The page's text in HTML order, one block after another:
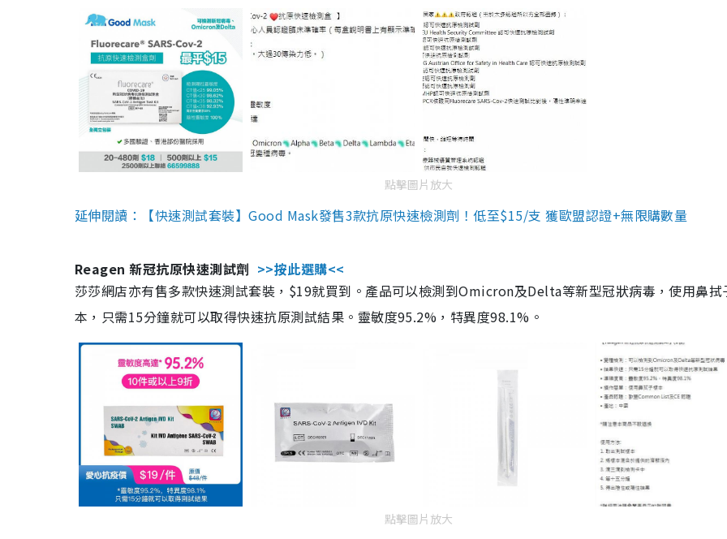
點擊圖片放大
延伸閱讀：【快速測試套裝】Good Mask發售3款抗原快速檢測劑！低至$15/支 獲歐盟認證+無限購數量
Reagen 新冠抗原快速測試劑 >>按此選購<<
莎莎網店亦有售多款快速測試套裝，$19就買到。產品可以檢測到Omicron及Delta等新型冠狀病毒，使用鼻拭
本，只需15分鐘就可以取得快速抗原測試結果。靈敏度95.2%，特異度98.1%。
點擊圖片放大